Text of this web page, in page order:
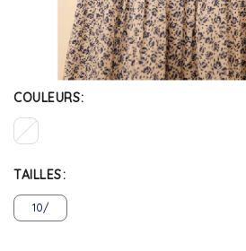
COULEURS
TAILLES
10/